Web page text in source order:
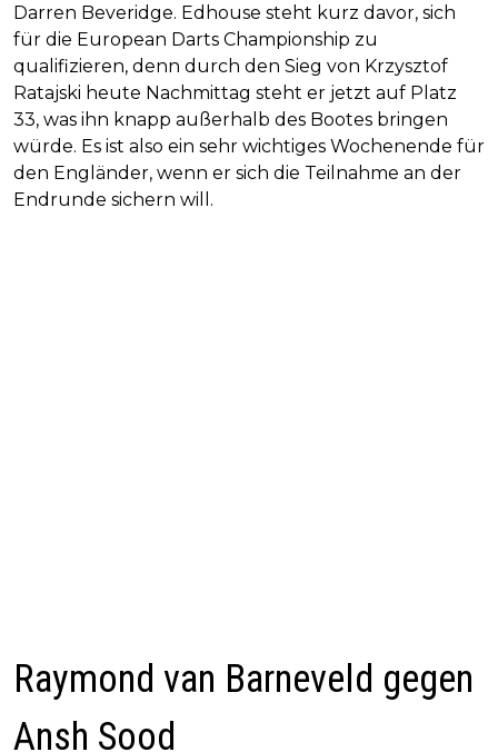
Darren Beveridge. Edhouse steht kurz davor, sich
für die European Darts Championship zu
qualifizieren, denn durch den Sieg von Krzysztof
Ratajski heute Nachmittag steht er jetzt auf Platz
33, was ihn knapp außerhalb des Bootes bringen
würde. Es ist also ein sehr wichtiges Wochenende für
den Engländer, wenn er sich die Teilnahme an der
Endrunde sichern will.
Raymond van Barneveld gegen
Ansh Sood